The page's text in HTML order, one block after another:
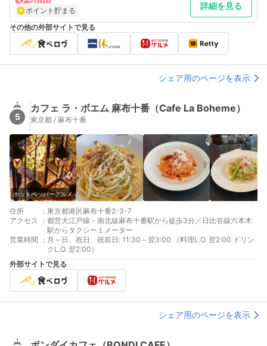
ポイント貯まる 詳細を見る
その他の外部サイトで見る
シェア用のページを表示
5
カフェ ラ・ボエム 麻布十番（Cafe La Boheme）
東京都 / 麻布十番
ホットペッパーグルメ
住所 : 東京都港区麻布十番2-3-7
アクセス
: 都営大江戸線・南北線麻布十番駅から徒歩3分／日比谷線六本木
駅からタクシー１メーター
営業時間
: 月～日、祝日、祝前日: 11:30～翌3:00 （料理L.O. 翌2:00 ドリン
クL.O. 翌2:00）
外部サイトで見る
シェア用のページを表示